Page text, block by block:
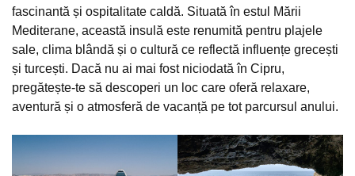
fascinantă și ospitalitate caldă. Situată în estul Mării
Mediterane, această insulă este renumită pentru plajele
sale, clima blândă și o cultură ce reflectă influențe grecești
și turcești. Dacă nu ai mai fost niciodată în Cipru,
pregătește-te să descoperi un loc care oferă relaxare,
aventură și o atmosferă de vacanță pe tot parcursul anului.